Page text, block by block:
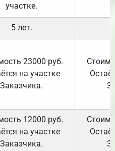
участке.
5 лет.
23000 руб.
на участке
Заказчика.
12000 руб.
на участке
Заказчика.